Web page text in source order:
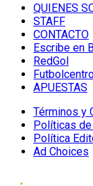
QUIENES
STAFF
CONTACTO
Escribe en
RedGol
APUESTAS
Términos y
Políticas
Política
Ad Choices